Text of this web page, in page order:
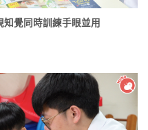
覺同時訓練手眼並用